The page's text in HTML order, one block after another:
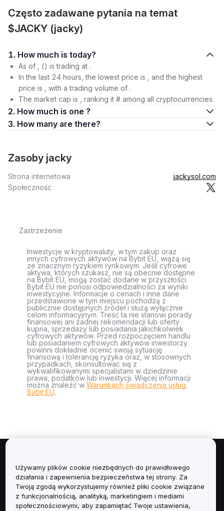
Często zadawane pytania na temat
$JACKY (jacky)
1. How much is today?
As of , () is trading at .
In the last 24 hours, the lowest price is , and the highest
price is , with a trading volume of .
The market cap is , ranking it # among all cryptocurrencies.
2. How much is one ?
3. How many are there?
Zasoby jacky
Strona internetowa
jackysol.com
Społeczność
Zastrzeżenie
Inwestycje w kryptowaluty, w tym zakup oraz
innych cyfrowych aktywów na Bybit EU, wiążą się
ze znacznym ryzykiem rynkowym. Jeśli cyfrowe
aktywa, których szukasz, nie są obecnie dostępne
na Bybit EU, mogą zostać dodane w przyszłości.
Bybit EU nie ponosi odpowiedzialności za wyniki
inwestycyjne. Informacje o cenach i inne dane
przedstawione w tym miejscu pochodzą z
publicznie dostępnych źródeł i służą wyłącznie
celom informacyjnym. Treść ta nie stanowi porady
finansowej ani żadnej rekomendacji lub oferty
kupna, sprzedaży lub posiadania jakichkolwiek
cyfrowych aktywów. Przed rozpoczęciem handlu
lub posiadaniem cyfrowych aktywów inwestorzy
powinni dokładnie ocenić swoją sytuację
finansową i tolerancję ryzyka oraz, w stosownych
przypadkach, skonsultować się z
wykwalifikowanymi specjalistami w dziedzinie
prawa, podatków lub inwestycji. Więcej informacji
można znaleźć w Warunkach świadczenia usług
Bybit EU.
Informacje
Usługi
Używamy plików cookie niezbędnych do prawidłowego
działania i zapewnienia bezpieczeństwa tej strony. Za
Twoją zgodą wykorzystujemy również pliki cookie związane
z funkcjonalnością, analityką, marketingiem i mediami
społecznościowymi, aby zapamiętać Twoje ustawienia,